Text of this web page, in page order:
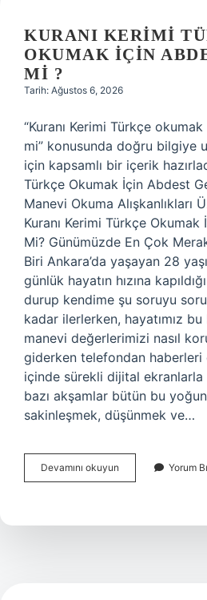
KURANI KERIMI
OKUMAK IÇIN
MI ?
Tarih: Ağustos 6, 2026
“Kuranı Kerimi Türkçe
mi” konusunda doğru bilgiye
için kapsamlı bir içerik
Türkçe Okumak İçin Abdest
Manevi Okuma Alışkanlıkları
Kuranı Kerimi Türkçe
Mi? Günümüzde En Çok
Biri Ankara’da yaşayan 28
günlük hayatın hızına
durup kendime şu soruyu
kadar ilerlerken, hayatımız
manevi değerlerimizi nasıl
giderken telefondan haberleri
içinde sürekli dijital
bazı akşamlar bütün bu
sakinleşmek, düşünmek ve…
Devamını okuyun
Kerimi
için
Yorum